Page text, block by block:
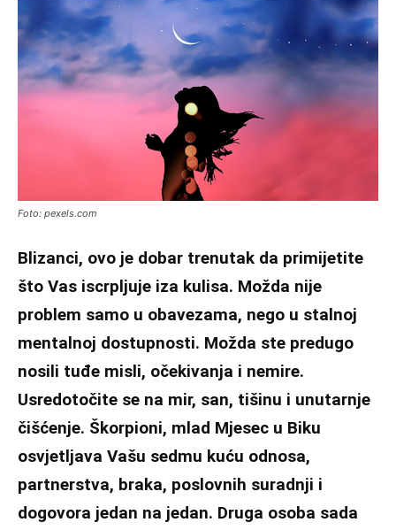
Foto: pexels.com
Blizanci, ovo je dobar trenutak da primijetite
što Vas iscrpljuje iza kulisa. Možda nije
problem samo u obavezama, nego u stalnoj
mentalnoj dostupnosti. Možda ste predugo
nosili tuđe misli, očekivanja i nemire.
Usredotočite se na mir, san, tišinu i unutarnje
čišćenje. Škorpioni, mlad Mjesec u Biku
osvjetljava Vašu sedmu kuću odnosa,
partnerstva, braka, poslovnih suradnji i
dogovora jedan na jedan. Druga osoba sada